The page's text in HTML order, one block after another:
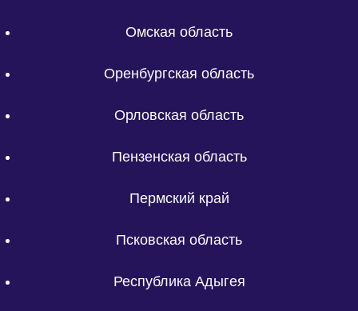
Омская область
Оренбургская область
Орловская область
Пензенская область
Пермский край
Псковская область
Республика Адыгея